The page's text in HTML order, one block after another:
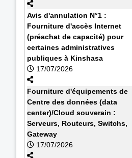
Avis d'annulation N°1 :
Fourniture d'accès Internet
(préachat de capacité) pour
certaines administratives
publiques à Kinshasa
17/07/2026
Fourniture d'équipements de
Centre des données (data
center)/Cloud souverain :
Serveurs, Routeurs, Switchs,
Gateway
17/07/2026